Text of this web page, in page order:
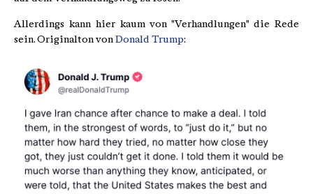
Allerdings kann hier kaum von "Verhandlungen" die Rede
sein. Originalton von Donald Trump: